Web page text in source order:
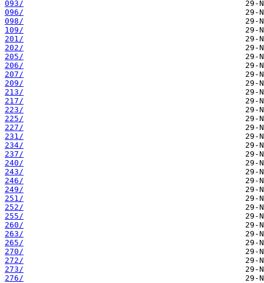
093/
096/
098/
109/
201/
202/
205/
206/
207/
209/
213/
217/
223/
225/
227/
231/
234/
237/
240/
243/
246/
249/
251/
252/
255/
260/
263/
265/
270/
272/
273/
276/